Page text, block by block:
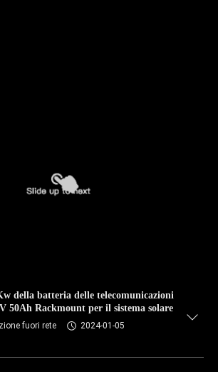
della batteria delle telecomunicazioni
50Ah Rackmount per il sistema solare
fuori rete
2024-01-05